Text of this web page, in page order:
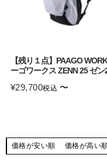
【残り１点】PAAGO
ーゴワークス ZENN 25 ゼン
¥29,700税込 〜
価格が安い順 価格が高い